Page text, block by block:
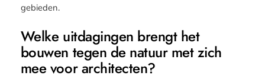
gebieden.
Welke uitdagingen brengt het
bouwen tegen de natuur met zich
mee voor architecten?